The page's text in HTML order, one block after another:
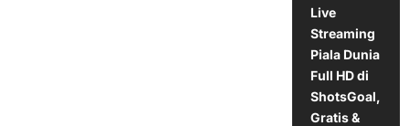
Live
Streaming
Piala Dunia
Full HD di
ShotsGoal,
Gratis &